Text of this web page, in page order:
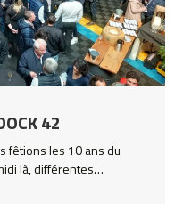
42
fêtions les 10 ans du
là, différentes…